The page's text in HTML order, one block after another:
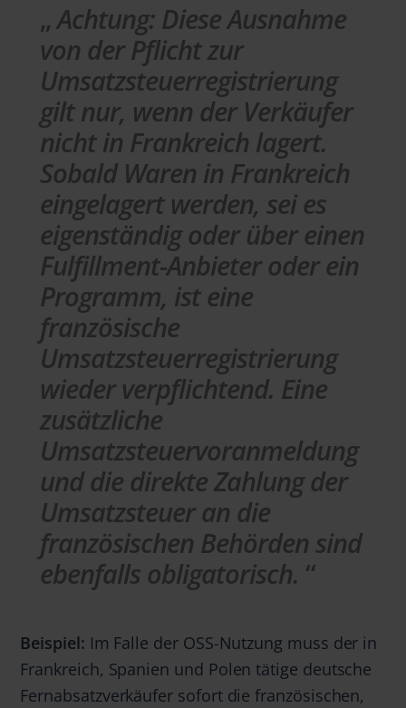
Achtung: Diese Ausnahme
von der Pflicht zur
Umsatzsteuerregistrierung
gilt nur, wenn der Verkäufer
nicht in Frankreich lagert.
Sobald Waren in Frankreich
eingelagert werden, sei es
eigenständig oder über einen
Fulfillment-Anbieter oder ein
Programm, ist eine
französische
Umsatzsteuerregistrierung
wieder verpflichtend. Eine
zusätzliche
Umsatzsteuervoranmeldung
und die direkte Zahlung der
Umsatzsteuer an die
französischen Behörden sind
ebenfalls obligatorisch.
Beispiel: Im Falle der OSS-Nutzung muss der in
Frankreich, Spanien und Polen tätige deutsche
Fernabsatzverkäufer sofort die französischen,